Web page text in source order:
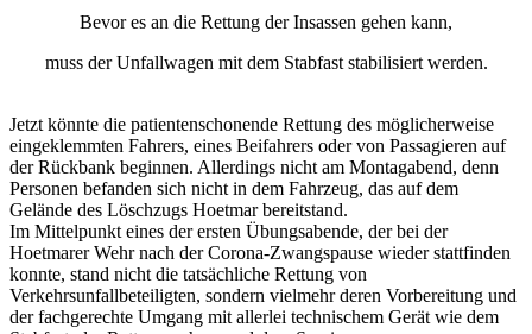
Bevor es an die Rettung der Insassen gehen kann,
muss der Unfallwagen mit dem Stabfast stabilisiert werden.
Jetzt könnte die patientenschonende Rettung des möglicherweise
eingeklemmten Fahrers, eines Beifahrers oder von Passagieren auf
der Rückbank beginnen. Allerdings nicht am Montagabend, denn
Personen befanden sich nicht in dem Fahrzeug, das auf dem
Gelände des Löschzugs Hoetmar bereitstand.
Im Mittelpunkt eines der ersten Übungsabende, der bei der
Hoetmarer Wehr nach der Corona-Zwangspause wieder stattfinden
konnte, stand nicht die tatsächliche Rettung von
Verkehrsunfallbeteiligten, sondern vielmehr deren Vorbereitung und
der fachgerechte Umgang mit allerlei technischem Gerät wie dem